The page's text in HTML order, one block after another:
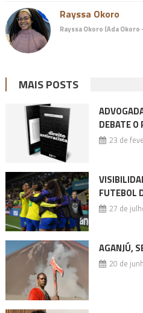
Rayssa Okoro
Rayssa Okoro (Ada Okoro
MAIS POSTS
DEBATE O
23 de
FUTEBOL
27 de
AGANJÚ,
20 de